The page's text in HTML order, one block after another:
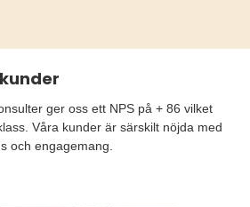
ger oss ett NPS på + 86 vilket
Våra kunder är särskilt nöjda med
och engagemang.